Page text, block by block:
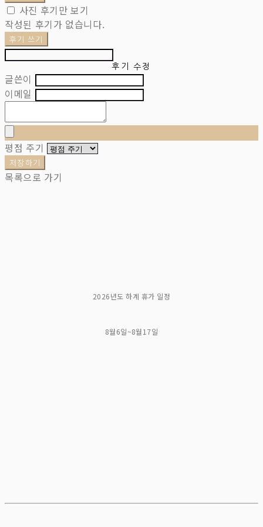
사진 후기만 보기
작성된 후기가 없습니다.
후기 쓰기
후기 수정
글쓴이
이메일
평점 주기
저장하기
목록으로 가기
2026년도 하계 휴가 일정
8월6일~8월17일